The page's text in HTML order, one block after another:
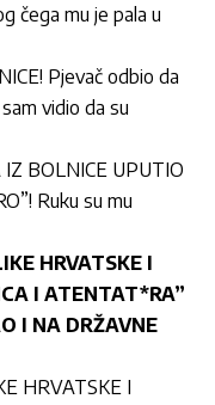
čega mu je pala u
Pjevač odbio da
vidio da su
IZ BOLNICE UPUTIO
Ruku su mu
HRVATSKE I
I ATENTAT*RA”
I NA DRŽAVNE
HRVATSKE I